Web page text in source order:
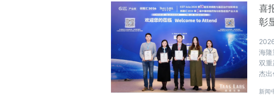
喜
彰
海隆
双
杰出
新闻